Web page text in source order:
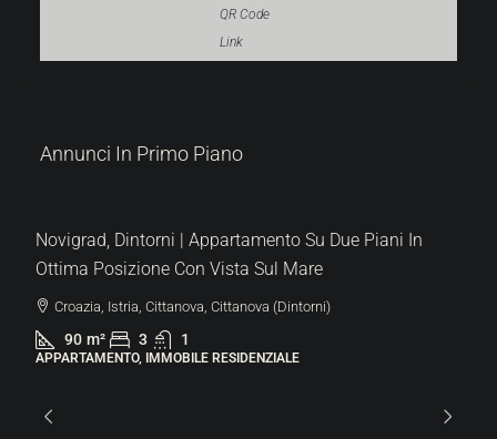
QR Code
Link
Annunci In Primo Piano
319.000 €
Novigrad, Dintorni | Appartamento Su Due Piani In
Ottima Posizione Con Vista Sul Mare
Croazia, Istria, Cittanova, Cittanova (Dintorni)
90 m² 3 1
APPARTAMENTO, IMMOBILE RESIDENZIALE